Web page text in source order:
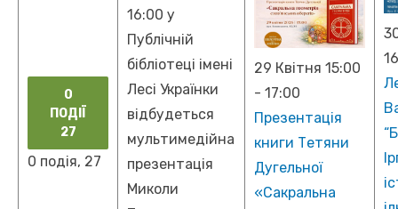
0
ПОДІЇ
27
0 подія, 27
16:00 у
Публічній
бібліотеці імені
Лесі Українки
відбудеться
мультимедійна
презентація
Миколи
29 Квітня 15:00
- 17:00
Презентація
книги Тетяни
Дугельної
«Сакральна